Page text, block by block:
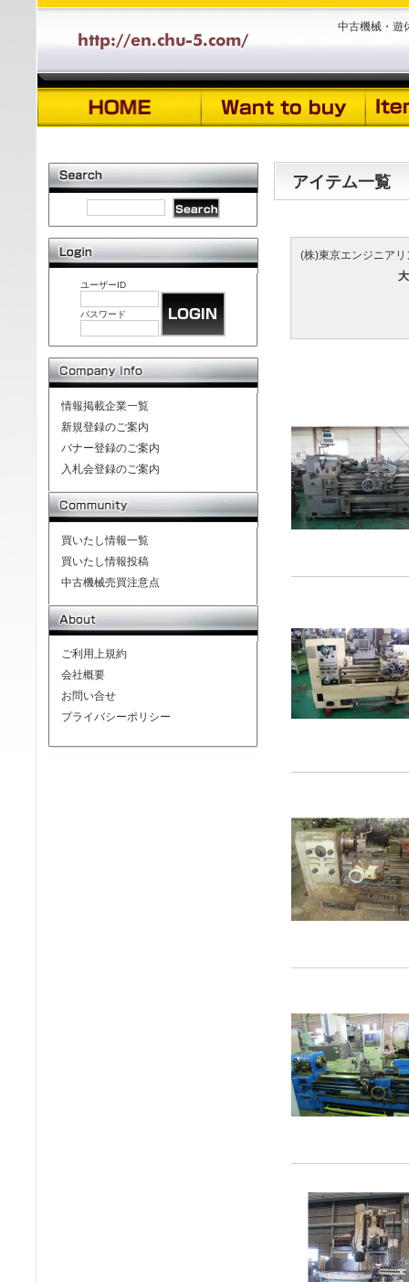
中古機械・遊
アイテム一覧
(株)東京エンジニア
ユーザーID
パスワード
情報掲載企業一覧
新規登録のご案内
バナー登録のご案内
入札会登録のご案内
買いたし情報一覧
買いたし情報投稿
中古機械売買注意点
ご利用上規約
会社概要
お問い合せ
プライバシーポリシー